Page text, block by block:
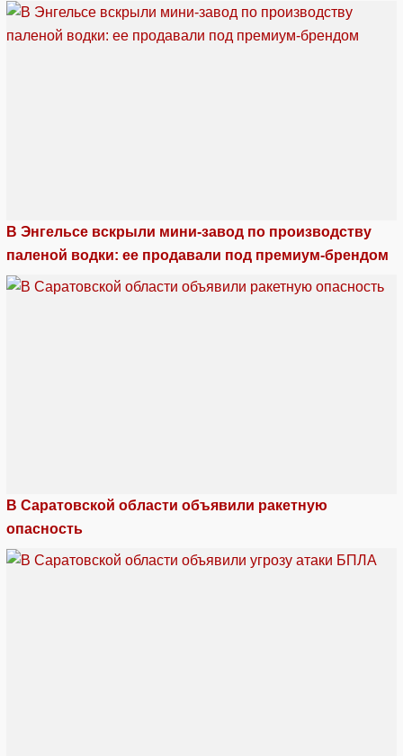
В Энгельсе вскрыли мини-завод по производству
паленой водки: ее продавали под премиум-брендом
В Саратовской области объявили ракетную
опасность